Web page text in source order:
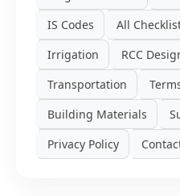
IS Codes
All
Irrigation
RCC
Transportation
Building Materials
Privacy Policy